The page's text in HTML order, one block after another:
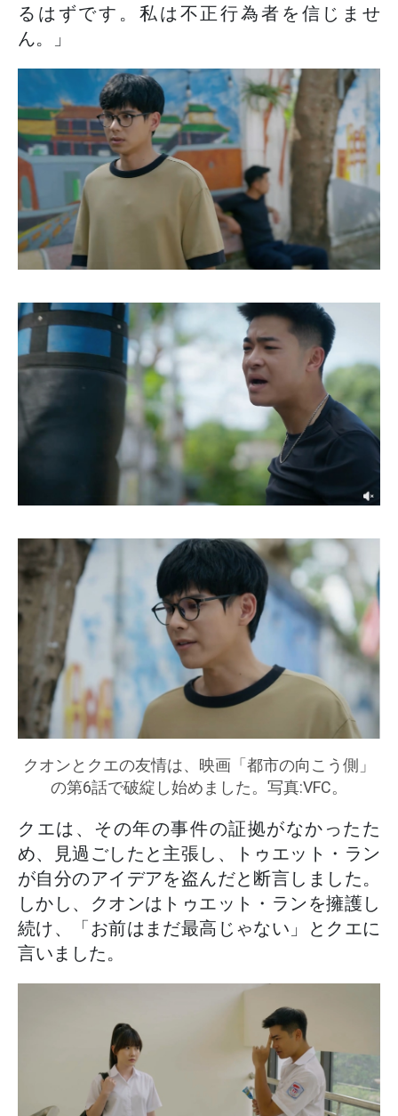
るはずです。私は不正行為者を信じませ
ん。」
クオンとクエの友情は、映画「都市の向こう側」
の第6話で破綻し始めました。写真:VFC。
クエは、その年の事件の証拠がなかったた
め、見過ごしたと主張し、トゥエット・ラン
が自分のアイデアを盗んだと断言しました。
しかし、クオンはトゥエット・ランを擁護し
続け、「お前はまだ最高じゃない」とクエに
言いました。